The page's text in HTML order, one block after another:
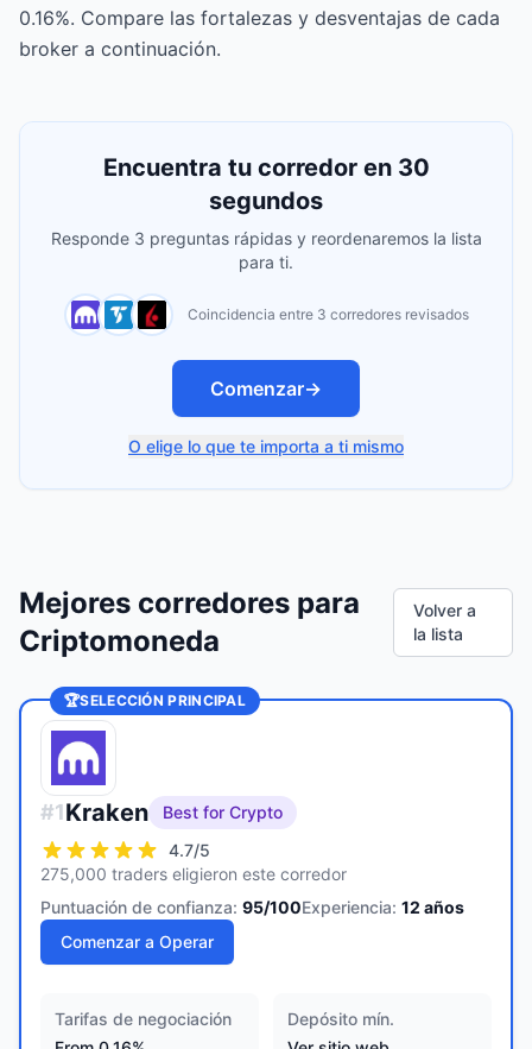
0.16%. Compare las fortalezas y desventajas de cada
broker a continuación.
Encuentra tu corredor en 30
segundos
Responde 3 preguntas rápidas y reordenaremos la lista
para ti.
Coincidencia entre 3 corredores revisados
Comenzar→
O elige lo que te importa a ti mismo
Mejores corredores para
Criptomoneda
Volver a
la lista
🏆SELECCIÓN PRINCIPAL
#1Kraken
Best for Crypto
4.7/5
275,000 traders eligieron este corredor
Puntuación de confianza: 95/100Experiencia: 12 años
Comenzar a Operar
Tarifas de negociación
Depósito mín.